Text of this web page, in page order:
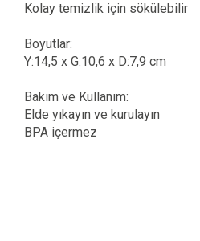
Kolay temizlik için sökülebilir
Boyutlar:
Y:14,5 x G:10,6 x D:7,9 cm
Bakım ve Kullanım:
Elde yıkayın ve kurulayın
BPA içermez